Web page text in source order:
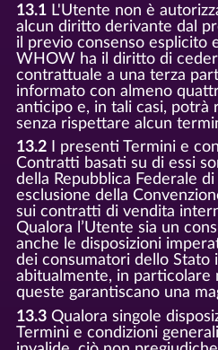
13.1L'Utente non è
alcun diritto derivante dal
il previo consenso esplicito
WHOW ha il diritto di
contrattuale a una terza
informato con almeno
anticipo e, in tali casi, potrà
senza rispettare alcun
13.2I presenti Termini e
Contratti basati su di essi
della Repubblica Federale
esclusione della
sui contratti di vendita
Qualora l’Utente sia un
anche le disposizioni
dei consumatori dello Stato
abitualmente, in particolare
queste garantiscano una
13.3Qualora singole
Termini e condizioni